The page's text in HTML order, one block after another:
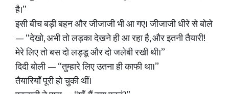
है।”
इसी बीच बड़ी बहन और जीजाजी भी आ गए। जीजाजी धीरे से बोले
— “देखो, अभी तो लड़का देखने ही आ रहा है, और इतनी तैयारी!
मेरे लिए तो बस दो लड्डू और दो जलेबी रखी थी।”
दिदी बोली — “तुम्हारे लिए उतना ही काफी था।”
तैयारियाँ पूरी हो चुकी थीं।